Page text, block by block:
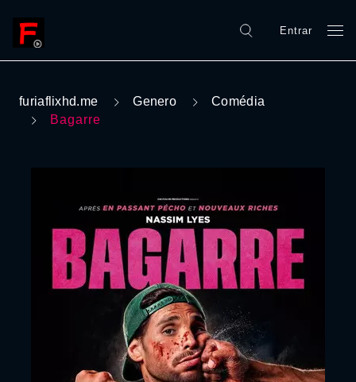
Entrar
furiaflixhd.me Genero
Comédia
Bagarre